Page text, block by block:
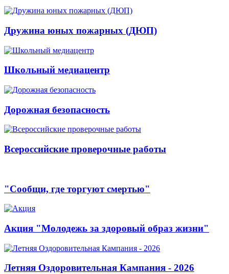
Дружина юных пожарных (ДЮП)
Школьный медиацентр
Дорожная безопасность
Всероссийские проверочные работы
"Сообщи, где торгуют смертью"
Акция "Молодежь за здоровый образ жизни"
Летняя Оздоровительная Кампания - 2026